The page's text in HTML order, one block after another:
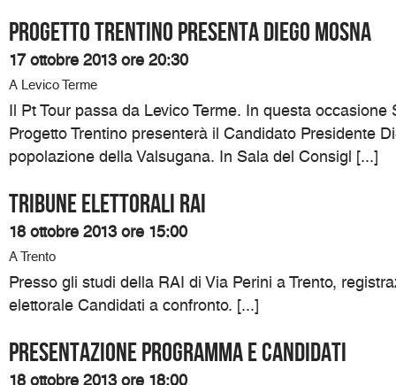
Progetto Trentino presenta Diego Mosna
17 ottobre 2013 ore 20:30
A Levico Terme
Il Pt Tour passa da Levico Terme. In questa occasione
Progetto Trentino presenterà il Candidato Presidente
popolazione della Valsugana. In Sala del Consigl [...]
TRIBUNE ELETTORALI RAI
18 ottobre 2013 ore 15:00
A Trento
Presso gli studi della RAI di Via Perini a Trento,
elettorale Candidati a confronto. [...]
Presentazione programma e candidati
18 ottobre 2013 ore 18:00